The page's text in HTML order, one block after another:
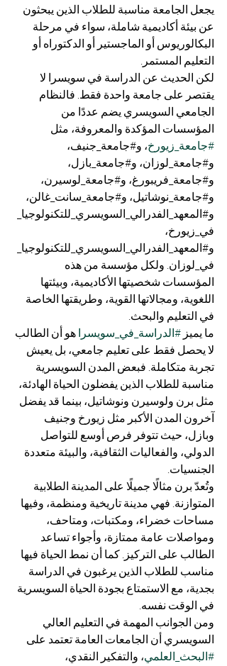
يجعل الجامعة مناسبة للطلاب الذين يبحثون
عن بيئة أكاديمية شاملة، سواء في مرحلة
البكالوريوس أو الماجستير أو الدكتوراه أو
التعليم المستمر.
لكن الحديث عن الدراسة في سويسرا لا
يقتصر على جامعة واحدة فقط. فالنظام
الجامعي السويسري يضم عددًا من
المؤسسات المؤكدة والمعروفة، مثل
#جامعة_زيورخ، و#جامعة_جنيف،
و#جامعة_لوزان، و#جامعة_بازل،
و#جامعة_فريبورغ، و#جامعة_لوسيرن،
و#جامعة_نوشاتيل، و#جامعة_سانت_غالن،
و#المعهد_الفدرالي_السويسري_للتكنولوجيا_
في_زيورخ،
و#المعهد_الفدرالي_السويسري_للتكنولوجيا_
في_لوزان. ولكل مؤسسة من هذه
المؤسسات شخصيتها الأكاديمية، وبيئتها
اللغوية، ومجالاتها القوية، وطريقتها الخاصة
في التعليم والبحث.
ما يميز #الدراسة_في_سويسرا هو أن الطالب
لا يحصل فقط على تعليم جامعي، بل يعيش
تجربة متكاملة. فبعض المدن السويسرية
مناسبة للطلاب الذين يفضلون الحياة الهادئة،
مثل برن ولوسيرن ونوشاتيل، بينما قد يفضل
آخرون المدن الأكبر مثل زيورخ وجنيف
وبازل، حيث تتوفر فرص أوسع للتواصل
الدولي، والفعاليات الثقافية، والبيئة متعددة
الجنسيات.
وتُعدّ برن مثالًا جميلًا على المدينة الطلابية
المتوازنة. فهي مدينة تاريخية ومنظمة، وفيها
مساحات خضراء، ومكتبات، ومتاحف،
ومواصلات عامة ممتازة، وأجواء تساعد
الطالب على التركيز. كما أن نمط الحياة فيها
مناسب للطلاب الذين يرغبون في الدراسة
بجدية، مع الاستمتاع بجودة الحياة السويسرية
في الوقت نفسه.
ومن الجوانب المهمة في التعليم العالي
السويسري أن الجامعات العامة تعتمد على
#البحث_العلمي، والتفكير النقدي،